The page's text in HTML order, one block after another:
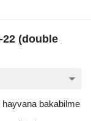
(double
bakabilme